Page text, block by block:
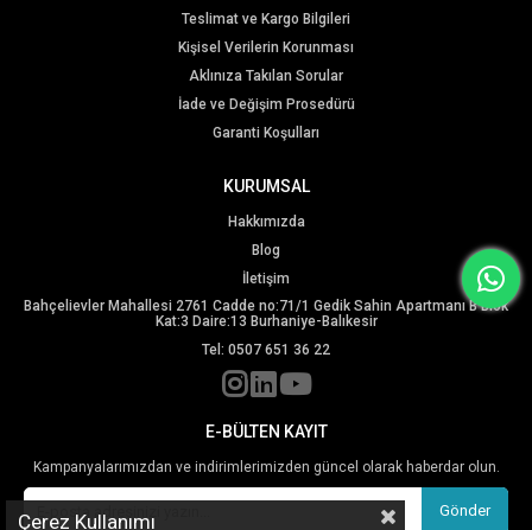
Teslimat ve Kargo Bilgileri
Kişisel Verilerin Korunması
Aklınıza Takılan Sorular
İade ve Değişim Prosedürü
Garanti Koşulları
KURUMSAL
Hakkımızda
Blog
İletişim
Bahçelievler Mahallesi 2761 Cadde no:71/1 Gedik Sahin Apartmanı B Blok
Kat:3 Daire:13 Burhaniye-Balıkesir
Tel: 0507 651 36 22
E-BÜLTEN KAYIT
Kampanyalarımızdan ve indirimlerimizden güncel olarak haberdar olun.
Gönder
Çerez Kullanımı